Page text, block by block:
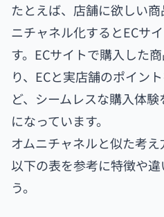
たとえば、店舗に欲しい
ニチャネル化するとECサ
す。ECサイトで購入した
り、ECと実店舗のポイン
ど、シームレスな購入体
になっています。
オムニチャネルと似た考え
以下の表を参考に特徴や
う。